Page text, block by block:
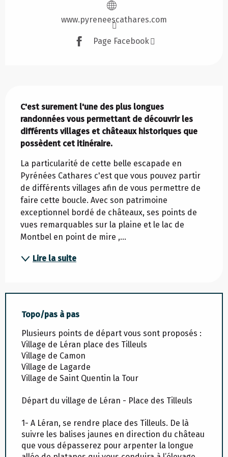
www.pyreneescathares.com
Page Facebook
C'est surement l'une des plus longues
randonnées vous permettant de découvrir les
différents villages et châteaux historiques que
possèdent cet itinéraire.
La particularité de cette belle escapade en
Pyrénées Cathares c'est que vous pouvez partir
de différents villages afin de vous permettre de
faire cette boucle. Avec son patrimoine
exceptionnel bordé de châteaux, ses points de
vues remarquables sur la plaine et le lac de
Montbel en point de mire ,...
Lire la suite
Topo/pas à pas
Plusieurs points de départ vous sont proposés :
Village de Léran place des Tilleuls
Village de Camon
Village de Lagarde
Village de Saint Quentin la Tour
Départ du village de Léran - Place des Tilleuls
1- A Léran, se rendre place des Tilleuls. De là
suivre les balises jaunes en direction du château
que vous dépasserez pour arpenter la longue